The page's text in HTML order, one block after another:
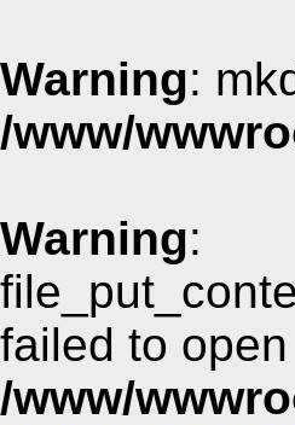
Warning:
/www/
Warning:
failed to
/www/